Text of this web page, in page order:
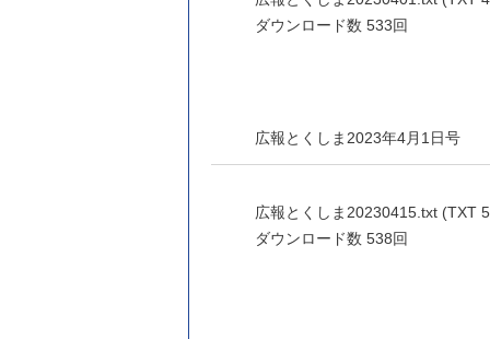
ダウンロード数 533回
広報とくしま2023年4月1日号
広報とくしま20230415.txt (TXT
ダウンロード数 538回